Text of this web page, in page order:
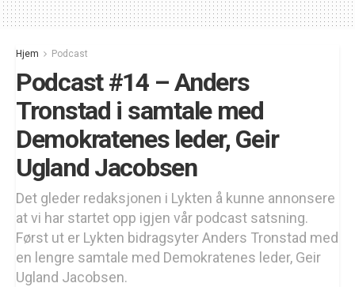
Hjem Podcast
Podcast #14 – Anders
Tronstad i samtale med
Demokratenes leder, Geir
Ugland Jacobsen
Det gleder redaksjonen i Lykten å kunne annonsere
at vi har startet opp igjen vår podcast satsning.
Først ut er Lykten bidragsyter Anders Tronstad med
en lengre samtale med Demokratenes leder, Geir
Ugland Jacobsen.